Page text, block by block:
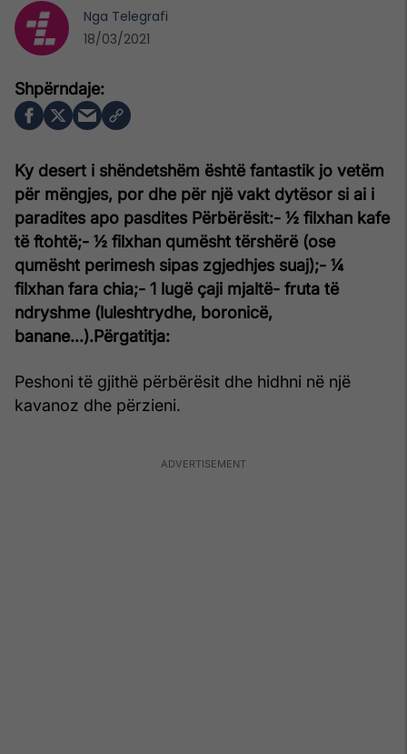
Ky desert i shëndetshëm është fantastik jo vetëm
për mëngjes, por dhe për një vakt dytësor si ai i
paradites apo pasdites Përbërësit:- ½ filxhan kafe
të ftohtë;- ½ filxhan qumësht tërshërë (ose
qumësht perimesh sipas zgjedhjes suaj);- ¼
filxhan fara chia;- 1 lugë çaji mjaltë- fruta të
ndryshme (luleshtrydhe, boronicë,
banane...).Përgatitja:
Peshoni të gjithë përbërësit dhe hidhni në një
kavanoz dhe përzieni.
Nga Telegrafi
18/03/2021